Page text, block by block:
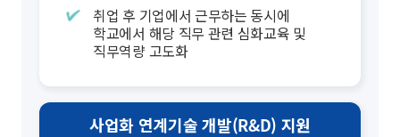
취업 후 기업에서 근무하는 동시에
학교에서 해당 직무 관련 심화교육 및
직무역량 고도화
사업화 연계기술개발(R&D) 지원